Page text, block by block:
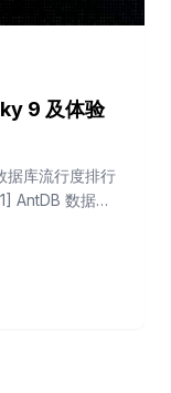
9 及体验
据库流行度排行
AntDB 数据库
省份的10亿
交易，应用范